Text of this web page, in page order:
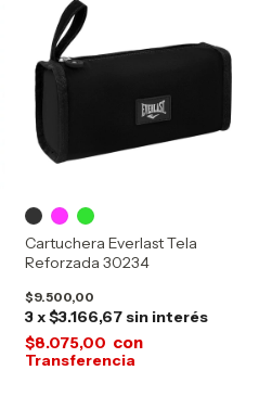
Cartuchera Everlast Tela
Reforzada 30234
$9.500,00
3x$3.166,67 sin interés
$8.075,00 con